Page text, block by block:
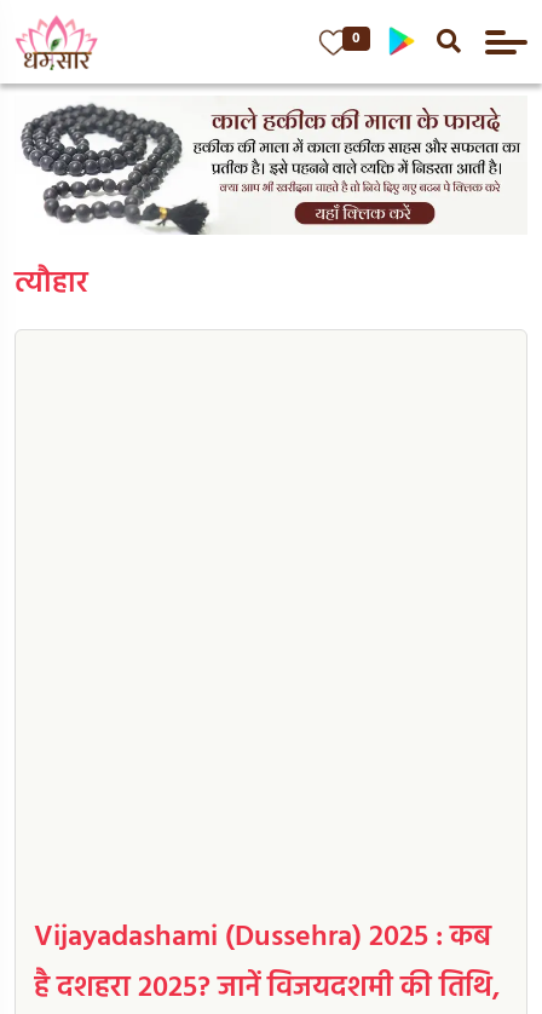
0
त्यौहार
Vijayadashami (Dussehra) 2025 : कब
है दशहरा 2025? जानें विजयदशमी की तिथि,